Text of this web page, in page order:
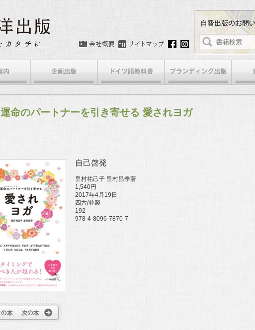
運命のパートナーを引き寄せる 愛されヨガ
自己啓発
皇村祐己子 皇村昌季著
1,540円
2017年4月19日
四六/並製
192
978-4-8096-7870-7